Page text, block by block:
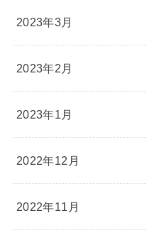
2023年3月
2023年2月
2023年1月
2022年12月
2022年11月